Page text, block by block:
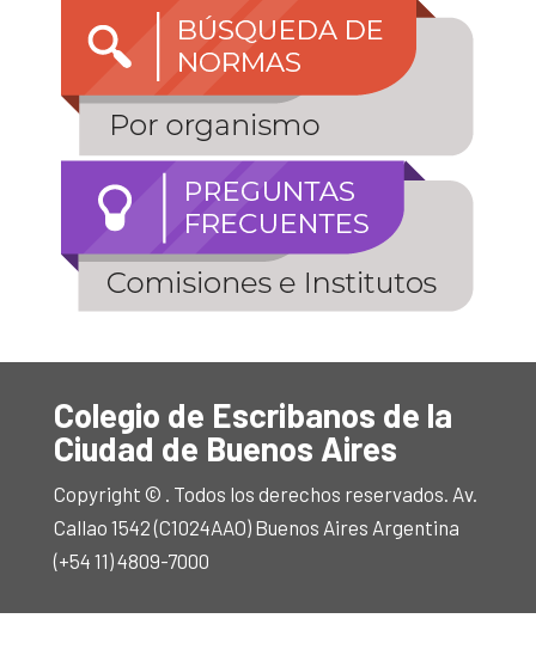
Colegio de Escribanos de la
Ciudad de Buenos Aires
Copyright © . Todos los derechos reservados. Av.
Callao 1542 (C1024AAO) Buenos Aires Argentina
(+54 11) 4809-7000